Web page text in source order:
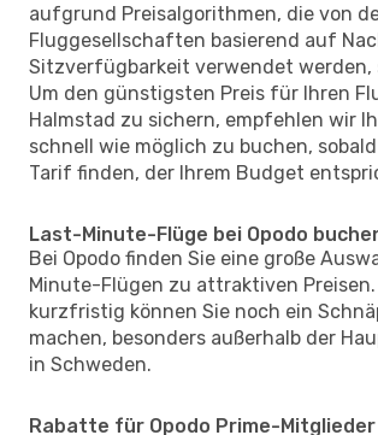
aufgrund Preisalgorithmen, die von
Fluggesellschaften basierend auf
Sitzverfügbarkeit verwendet werden,
Um den günstigsten Preis für Ihren
Halmstad zu sichern, empfehlen wir
schnell wie möglich zu buchen,
Tarif finden, der Ihrem Budget
Last-Minute-Flüge bei Opodo
Bei Opodo finden Sie eine große
Minute-Flügen zu attraktiven
kurzfristig können Sie noch ein
machen, besonders außerhalb der
in Schweden.
Rabatte für Opodo Prime-Mitglieder